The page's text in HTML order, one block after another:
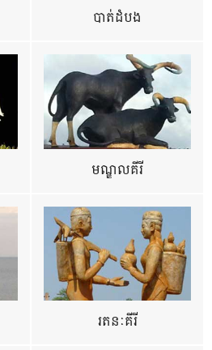
បាត់ដំបង
មណ្ឌលគីរី
រតនៈគីរី